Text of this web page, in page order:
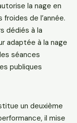
la nage en
de l’année.
dédiés à la
adaptée à la nage
séances
publiques
un deuxième
il mise